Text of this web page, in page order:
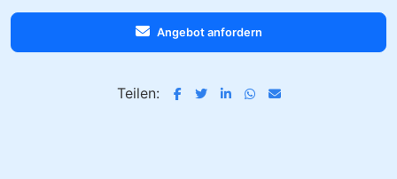
Angebot anfordern
Teilen: